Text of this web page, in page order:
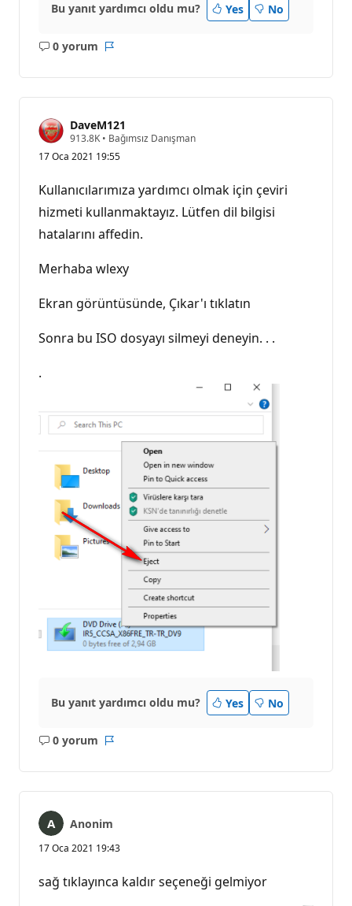
Bu yanıt yardımcı oldu mu? Yes No
0 yorum
AçıklamaRapor
DaveM121
913.8K S
y
ı
n
l
ı
k
a
• Bağımsız Danışman
17 Oca 2021 19:55
Kullanıcılarımıza yardımcı olmak için çeviri
hizmeti kullanmaktayız. Lütfen dil bilgisi
hatalarını affedin.
Merhaba wlexy
Ekran görüntüsünde, Çıkar'ı tıklatın
Sonra bu ISO dosyayı silmeyi deneyin. . .
.
Bu yanıt yardımcı oldu mu? Yes No
0 yorum
AçıklamaRapor
Anonim
17 Oca 2021 19:43
sağ tıklayınca kaldır seçeneği gelmiyor